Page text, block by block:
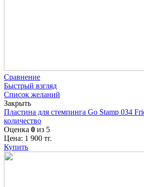
Сравнение
Быстрый взгляд
Список желаний
Закрыть
Пластина для стемпинга Go Stamp 034
количество
Оценка 0 из 5
Цена: 1 900 тг.
Купить